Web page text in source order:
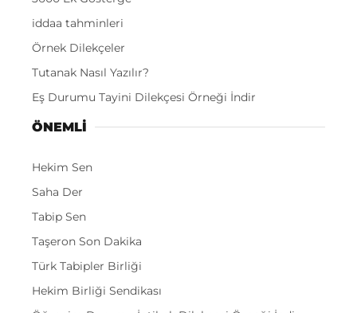
iddaa tahminleri
Örnek Dilekçeler
Tutanak Nasıl Yazılır?
Eş Durumu Tayini Dilekçesi Örneği İndir
ÖNEMLI
Hekim Sen
Saha Der
Tabip Sen
Taşeron Son Dakika
Türk Tabipler Birliği
Hekim Birliği Sendikası